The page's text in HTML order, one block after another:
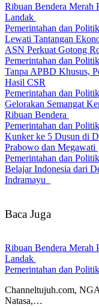
Ribuan Bendera Merah
Landak
Pemerintahan dan Politik
Lewati Tantangan
ASN Perkuat Gotong
Pemerintahan dan Politik
Tanpa APBD Khusus,
Hasil CSR
Pemerintahan dan Politik
Gelorakan Semangat
Ribuan Bendera
Pemerintahan dan Politik
Kunker ke 5 Dusun di
Prabowo dan Megawati
Pemerintahan dan Politik
Belajar Indonesia dari
Indramayu
Baca Juga
Ribuan Bendera Merah
Landak
Pemerintahan dan Politik
Channeltujuh.com,
Natasa,…